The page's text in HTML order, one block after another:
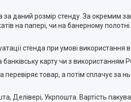
за даний розмір стенду. За окремим
на папері, чи на банерному
стенда при умові використання
карту чи з використанням
товар, а потім сплачує за
Делівері, Укрпошта. Вартість